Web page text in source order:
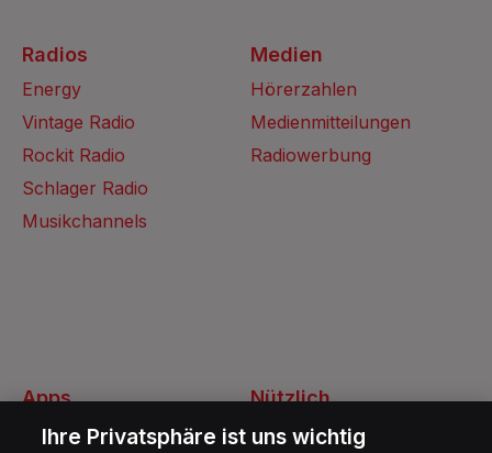
Radios
Energy
Vintage Radio
Rockit Radio
Schlager Radio
Musikchannels
Nützlich
Kontakt
Apps
Energy Radio App
Medien
Hörerzahlen
Medienmitteilungen
Radiowerbung
Ihre Privatsphäre ist uns wichtig